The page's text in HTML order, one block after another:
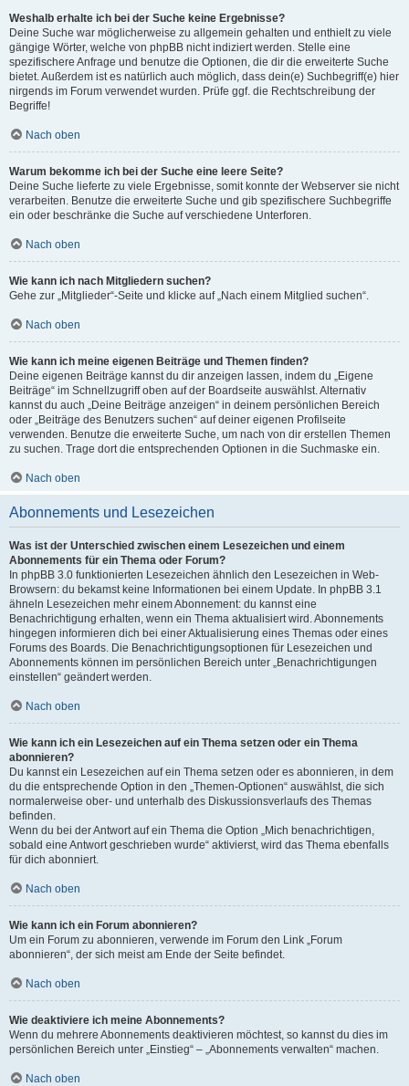
Weshalb erhalte ich bei der Suche keine Ergebnisse?
Deine Suche war möglicherweise zu allgemein gehalten und enthielt zu viele
gängige Wörter, welche von phpBB nicht indiziert werden. Stelle eine
spezifischere Anfrage und benutze die Optionen, die dir die erweiterte Suche
bietet. Außerdem ist es natürlich auch möglich, dass dein(e) Suchbegriff(e) hier
nirgends im Forum verwendet wurden. Prüfe ggf. die Rechtschreibung der
Begriffe!
Nach oben
Warum bekomme ich bei der Suche eine leere Seite?
Deine Suche lieferte zu viele Ergebnisse, somit konnte der Webserver sie nicht
verarbeiten. Benutze die erweiterte Suche und gib spezifischere Suchbegriffe
ein oder beschränke die Suche auf verschiedene Unterforen.
Nach oben
Wie kann ich nach Mitgliedern suchen?
Gehe zur „Mitglieder“-Seite und klicke auf „Nach einem Mitglied suchen“.
Nach oben
Wie kann ich meine eigenen Beiträge und Themen finden?
Deine eigenen Beiträge kannst du dir anzeigen lassen, indem du „Eigene
Beiträge“ im Schnellzugriff oben auf der Boardseite auswählst. Alternativ
kannst du auch „Deine Beiträge anzeigen“ in deinem persönlichen Bereich
oder „Beiträge des Benutzers suchen“ auf deiner eigenen Profilseite
verwenden. Benutze die erweiterte Suche, um nach von dir erstellen Themen
zu suchen. Trage dort die entsprechenden Optionen in die Suchmaske ein.
Nach oben
Abonnements und Lesezeichen
Was ist der Unterschied zwischen einem Lesezeichen und einem
Abonnements für ein Thema oder Forum?
In phpBB 3.0 funktionierten Lesezeichen ähnlich den Lesezeichen in Web-
Browsern: du bekamst keine Informationen bei einem Update. In phpBB 3.1
ähneln Lesezeichen mehr einem Abonnement: du kannst eine
Benachrichtigung erhalten, wenn ein Thema aktualisiert wird. Abonnements
hingegen informieren dich bei einer Aktualisierung eines Themas oder eines
Forums des Boards. Die Benachrichtigungsoptionen für Lesezeichen und
Abonnements können im persönlichen Bereich unter „Benachrichtigungen
einstellen“ geändert werden.
Nach oben
Wie kann ich ein Lesezeichen auf ein Thema setzen oder ein Thema
abonnieren?
Du kannst ein Lesezeichen auf ein Thema setzen oder es abonnieren, in dem
du die entsprechende Option in den „Themen-Optionen“ auswählst, die sich
normalerweise ober- und unterhalb des Diskussionsverlaufs des Themas
befinden.
Wenn du bei der Antwort auf ein Thema die Option „Mich benachrichtigen,
sobald eine Antwort geschrieben wurde“ aktivierst, wird das Thema ebenfalls
für dich abonniert.
Nach oben
Wie kann ich ein Forum abonnieren?
Um ein Forum zu abonnieren, verwende im Forum den Link „Forum
abonnieren“, der sich meist am Ende der Seite befindet.
Nach oben
Wie deaktiviere ich meine Abonnements?
Wenn du mehrere Abonnements deaktivieren möchtest, so kannst du dies im
persönlichen Bereich unter „Einstieg“ – „Abonnements verwalten“ machen.
Nach oben